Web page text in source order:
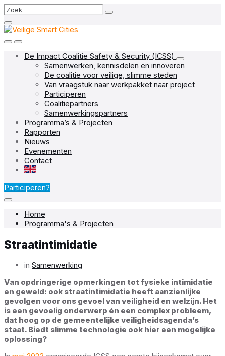
Skip
to
content
Skip
to
main
navigation
Skip
to
footer
Search
De Impact Coalitie Safety & Security (ICSS)
Samenwerken, kennisdelen en innoveren
De coalitie voor veilige, slimme steden
Van vraagstuk naar werkpakket naar project
Participeren
Coalitiepartners
Samenwerkingspartners
Programma’s & Projecten
Rapporten
Nieuws
Evenementen
Contact
EN
Participeren?
Home
Programma's & Projecten
Straatintimidatie
in Samenwerking
Van opdringerige opmerkingen tot fysieke intimidatie
en geweld: ook straatintimidatie heeft aanzienlijke
gevolgen voor ons gevoel van veiligheid en welzijn. Het
is een gevoelig onderwerp én een complex probleem,
dat hoog op de gemeentelijke veiligheidsagenda’s
staat. Biedt slimme technologie ook hier een mogelijke
oplossing?